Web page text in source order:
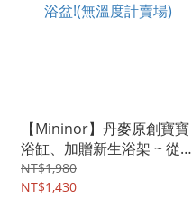
【Mininor】丹麥原創寶寶
浴缸、加贈新生浴架 ~ 從新
生用到5歲的超貼心寶貝浴
盆!(無溫度計賣場)
NT$1,980
NT$1,430